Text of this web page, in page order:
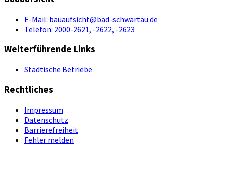
E-Mail: bauaufsicht@bad-schwartau.de
Telefon: 2000-2621, -2622, -2623
Weiterführende Links
Städtische Betriebe
Rechtliches
Impressum
Datenschutz
Barrierefreiheit
Fehler melden